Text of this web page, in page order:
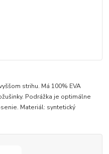
strihu. Má 100% EVA
Podrážka je optimálne
Materiál: syntetický